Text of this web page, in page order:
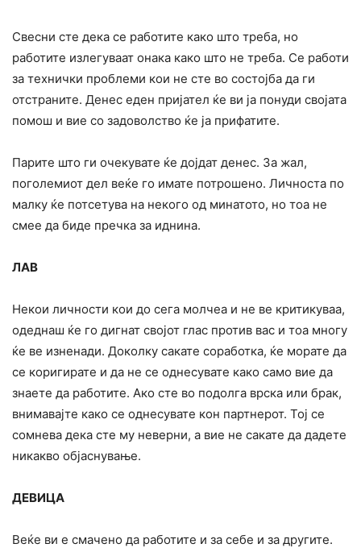
Свесни сте дека се работите како што треба, но
работите излегуваат онака како што не треба. Се работи
за технички проблеми кои не сте во состојба да ги
отстраните. Денес еден пријател ќе ви ја понуди својата
помош и вие со задоволство ќе ја прифатите.
Парите што ги очекувате ќе дојдат денес. За жал,
поголемиот дел веќе го имате потрошено. Личноста по
малку ќе потсетува на некого од минатото, но тоа не
смее да биде пречка за иднина.
ЛАВ
Некои личности кои до сега молчеа и не ве критикуваа,
одеднаш ќе го дигнат својот глас против вас и тоа многу
ќе ве изненади. Доколку сакате соработка, ќе морате да
се коригирате и да не се однесувате како само вие да
знаете да работите. Ако сте во подолга врска или брак,
внимавајте како се однесувате кон партнерот. Тој се
сомнева дека сте му неверни, а вие не сакате да дадете
никакво објаснување.
ДЕВИЦА
Веќе ви е смачено да работите и за себе и за другите.